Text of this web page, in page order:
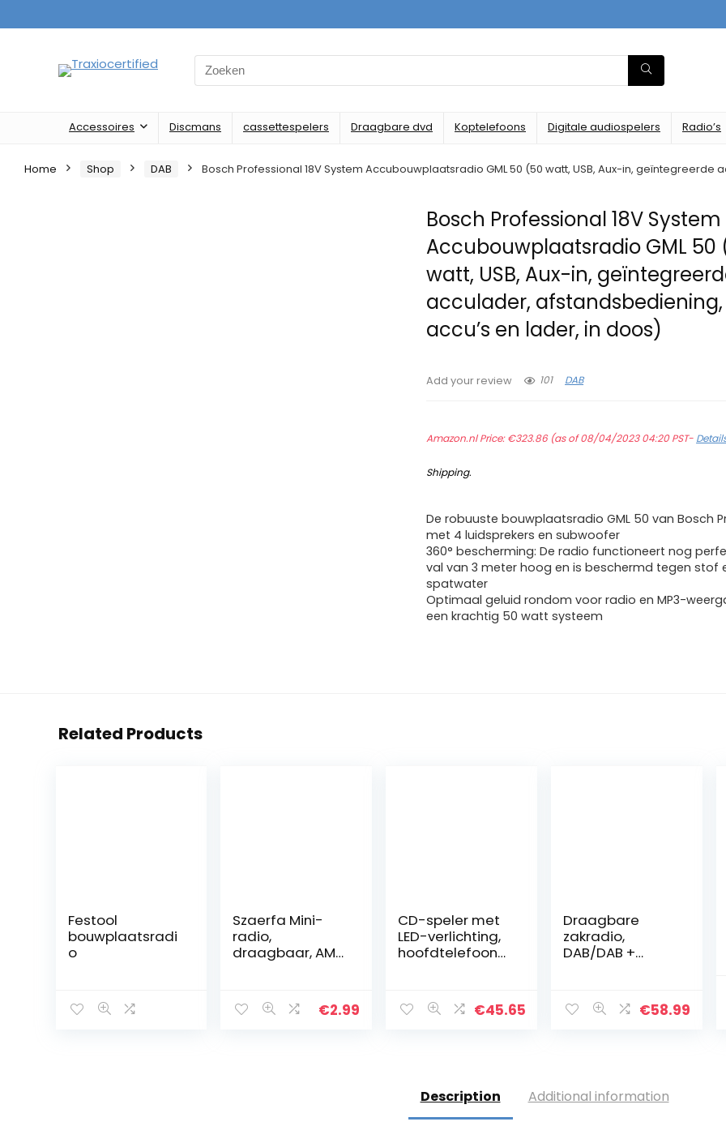
Search
for:
Accessoires Discmans cassettespelers Draagbare dvd Koptelefoons Digitale audiospelers Radio’s
Home Shop DAB Bosch Professional 18V System Accubouwplaatsradio GML 50 (50 watt, USB, Aux-in,
Bosch Professional 18V System
Accubouwplaatsradio GML 50
watt, USB, Aux-in,
acculader,
accu’s en lader, in doos)
Add your review 101 DAB
Amazon.nl Price:€323.86(as of 08/04/2023 04:20 PST-
Shipping.
De robuuste bouwplaatsradio GML 50 van Bosch
met 4 luidsprekers en subwoofer
360° bescherming: De radio functioneert nog
val van 3 meter hoog en is beschermd tegen stof
spatwater
Optimaal geluid rondom voor radio en MP3-
een krachtig 50 watt systeem
Related Products
Festool
bouwplaatsradi
o
Szaerfa Mini-
radio,
draagbaar, AM
noodgevallen
met
€2.99
CD-speler met
LED-verlichting,
hoofdtelefoona
stereo radio,
kinderradio,
hoofdtelefoona
ansluiting, Aux In
€45.65
Draagbare
zakradio,
DAB/DAB +
ontvanger
Bluetooth mp3-
radio-
€58.99
Description Additional information